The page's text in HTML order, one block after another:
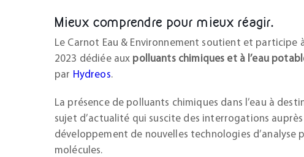
Mieux comprendre pour mieux réagir.
Le Carnot Eau & Environnement soutient et participe
2023 dédiée aux polluants chimiques et à l’eau
par Hydreos.
La présence de polluants chimiques dans l’eau à
sujet d’actualité qui suscite des interrogations
développement de nouvelles technologies d’analyse
molécules.